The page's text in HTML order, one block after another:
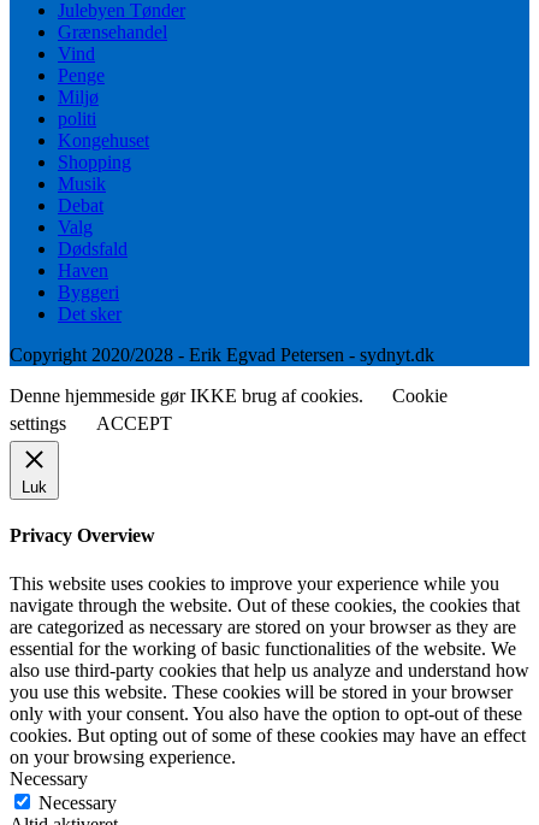
Julebyen Tønder
Grænsehandel
Vind
Penge
Miljø
politi
Kongehuset
Shopping
Musik
Debat
Valg
Dødsfald
Haven
Byggeri
Det sker
Copyright 2020/2028 - Erik Egvad Petersen - sydnyt.dk
Denne hjemmeside gør IKKE brug af cookies.
Cookie
settings
ACCEPT
Luk
Privacy Overview
This website uses cookies to improve your experience while you
navigate through the website. Out of these cookies, the cookies that
are categorized as necessary are stored on your browser as they are
essential for the working of basic functionalities of the website. We
also use third-party cookies that help us analyze and understand how
you use this website. These cookies will be stored in your browser
only with your consent. You also have the option to opt-out of these
cookies. But opting out of some of these cookies may have an effect
on your browsing experience.
Necessary
Necessary